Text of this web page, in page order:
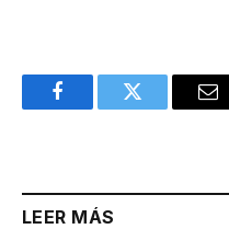
FacebookTwitter
LEER MÁS